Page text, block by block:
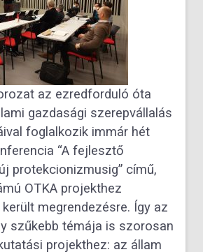
az ezredforduló óta
gazdasági szerepvállalás
foglalkozik immár hét
“A fejlesztő
protekcionizmusig” című,
OTKA projekthez
megrendezésre. Így az
szűkebb témája is szorosan
projekthez: az állam